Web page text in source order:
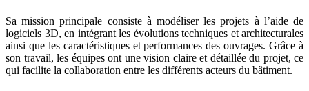
Sa mission principale consiste à modéliser les projets à l’aide de
logiciels 3D, en intégrant les évolutions techniques et architecturales
ainsi que les caractéristiques et performances des ouvrages. Grâce à
son travail, les équipes ont une vision claire et détaillée du projet, ce
qui facilite la collaboration entre les différents acteurs du bâtiment.